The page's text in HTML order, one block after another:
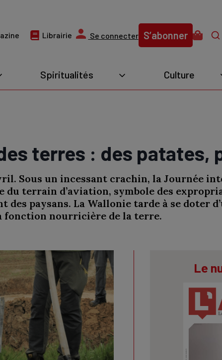
Librairie Se connecter S’abonner
Spiritualités Culture
terres : des patates,
Sous un incessant crachin, la Journée
du terrain d’aviation, symbole des
des paysans. La Wallonie tarde à se doter
fonction nourricière de la terre.
Le